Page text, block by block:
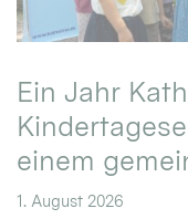
Ein Jahr
einem
1. August 2026